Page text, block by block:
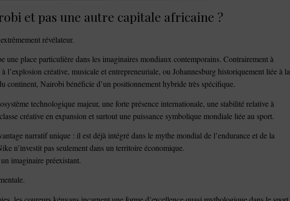
et pas une autre capitale africaine ?
révélateur.
une place particulière dans les imaginaires mondiaux contemporains. Contrairement à
l’explosion créative, musicale et entrepreneuriale, ou Johannesburg historiquement liée à la
continent, Nairobi bénéficie d’un positionnement hybride très spécifique.
technologique majeur, une forte présence internationale, une stabilité relative à
créative en expansion et surtout une puissance symbolique mondiale liée au sport.
narratif unique : il est déjà intégré dans le mythe mondial de l’endurance et de la
n’investit pas seulement dans un territoire économique.
imaginaire préexistant.